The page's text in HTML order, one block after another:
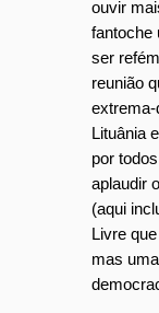
ouvir
fantoche
ser
reunião
extrema-
Lituânia
por
aplaudir
(aqui
Livre
mas